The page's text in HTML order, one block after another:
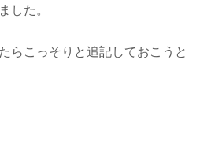
した。
こっそりと追記しておこうと